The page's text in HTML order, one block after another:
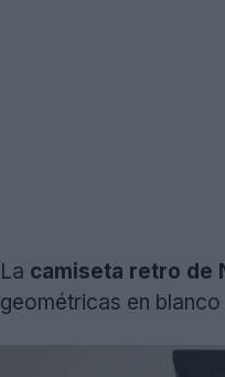
La camiseta retro de
geométricas en